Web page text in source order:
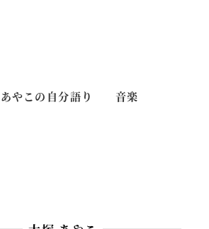
やこの自分語り 音楽